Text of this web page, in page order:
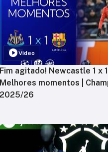
Vídeo
Fim agitado! Newcastle 1 x
Melhores momentos |
2025/26